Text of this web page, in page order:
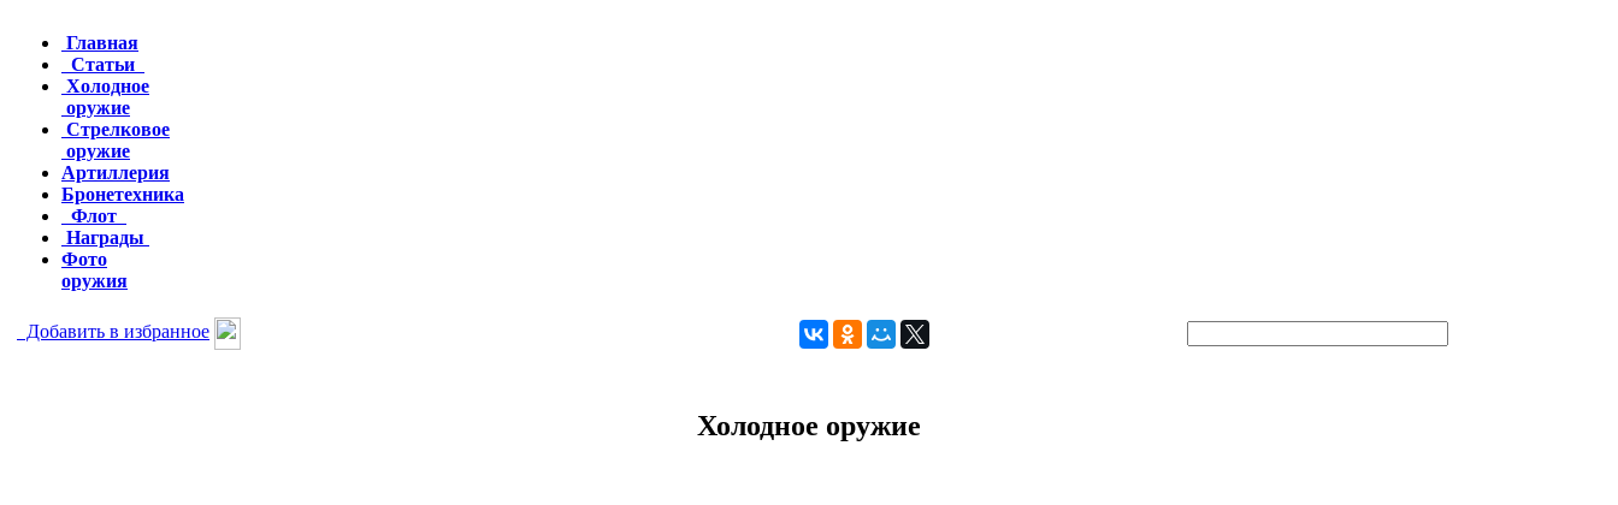
Главная
Статьи
Холодное
оружие
Стрелковое
оружие
Артиллерия
Бронетехника
Флот
Награды
Фото
оружия
Добавить в избранное
Холодное оружие